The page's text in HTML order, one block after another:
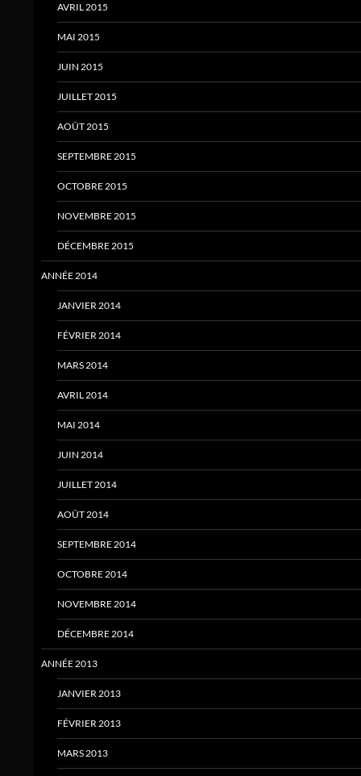
AVRIL 2015
MAI 2015
JUIN 2015
JUILLET 2015
AOÛT 2015
SEPTEMBRE 2015
OCTOBRE 2015
NOVEMBRE 2015
DÉCEMBRE 2015
ANNÉE 2014
JANVIER 2014
FÉVRIER 2014
MARS 2014
AVRIL 2014
MAI 2014
JUIN 2014
JUILLET 2014
AOÛT 2014
SEPTEMBRE 2014
OCTOBRE 2014
NOVEMBRE 2014
DÉCEMBRE 2014
ANNÉE 2013
JANVIER 2013
FÉVRIER 2013
MARS 2013